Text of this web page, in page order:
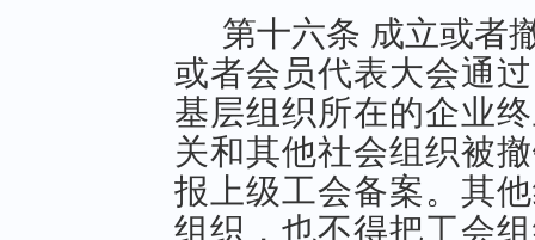
第十六条 成立或者
或者会员代表大会通
基层组织所在的企业
关和其他社会组织被
报上级工会备案。其
组织，也不得把工会